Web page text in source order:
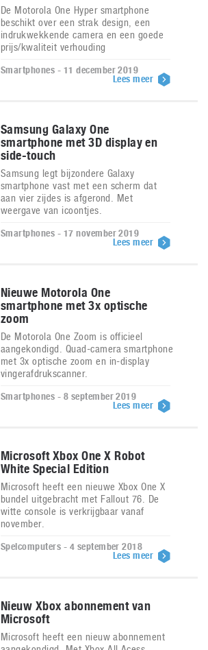
De Motorola One Hyper smartphone
beschikt over een strak design, een
indrukwekkende camera en een goede
prijs/kwaliteit verhouding
Smartphones - 11 december 2019
Lees meer
Samsung Galaxy One
smartphone met 3D display en
side-touch
Samsung legt bijzondere Galaxy
smartphone vast met een scherm dat
aan vier zijdes is afgerond. Met
weergave van icoontjes.
Smartphones - 17 november 2019
Lees meer
Nieuwe Motorola One
smartphone met 3x optische
zoom
De Motorola One Zoom is officieel
aangekondigd. Quad-camera smartphone
met 3x optische zoom en in-display
vingerafdrukscanner.
Smartphones - 8 september 2019
Lees meer
Microsoft Xbox One X Robot
White Special Edition
Microsoft heeft een nieuwe Xbox One X
bundel uitgebracht met Fallout 76. De
witte console is verkrijgbaar vanaf
november.
Spelcomputers - 4 september 2018
Lees meer
Nieuw Xbox abonnement van
Microsoft
Microsoft heeft een nieuw abonnement